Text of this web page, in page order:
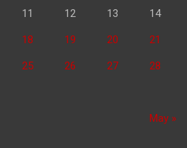
11 12 13 14
18 19 20 21
25 26 27 28
May »